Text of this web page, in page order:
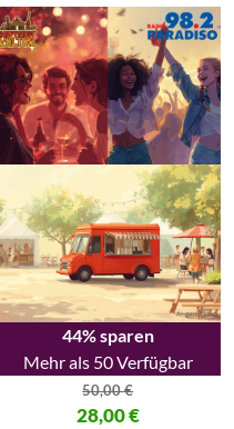
44% sparen
Mehr als 50 Verfügbar
50,00€
Ursprünglicher Preis war:
28,00€